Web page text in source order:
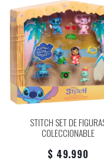
STITCH SET DE
COLECCIONABLE
$ 49.990